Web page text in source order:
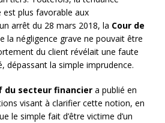
est plus favorable aux
arrêt du 28 mars 2018, la Cour de
la négligence grave ne pouvait être
du client révélait une faute
dépassant la simple imprudence.
du secteur financier a publié en
visant à clarifier cette notion, en
le simple fait d’être victime d’un